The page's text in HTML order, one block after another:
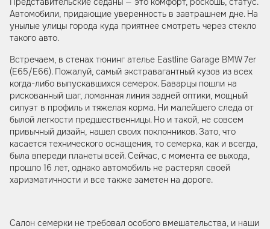
Автомобили, придающие уверенность в завтрашнем дне. На
унылые улицы города куда приятнее смотреть через стекло
такого авто.
Встречаем, в стенах тюнинг ателье Eastline Garage BMW 7er
(E65/E66). Пожалуй, самый экстравагантный кузов из всех
когда-либо выпускавшихся семерок. Баварцы пошли на
рискованный шаг, ломанная линия задней оптики, мощный
силуэт в профиль и тяжелая корма. Ни малейшего следа от
былой легкости предшественницы. Но и такой, не совсем
привычный дизайн, нашел своих поклонников. Зато, что
касается технического оснащения, то семерка, как и всегда,
была впереди планеты всей. Сейчас, с момента ее выхода,
прошло 16 лет, однако автомобиль не растерял своей
харизматичности и все также заметен на дороге.
Салон семерки не требовал особого вмешательства, и наши